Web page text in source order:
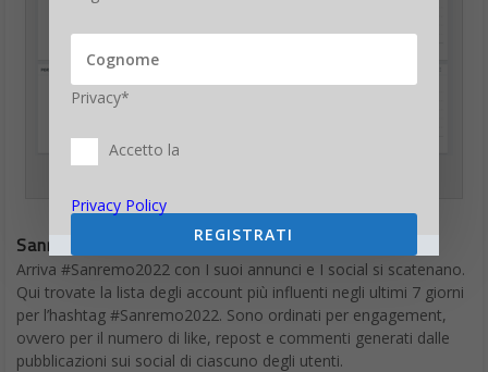
Sanremo 2022 I migliori influencer
Arriva #Sanremo2022 con I suoi annunci e I social si scatenano.
Qui trovate la lista degli account più influenti negli ultimi 7 giorni
per l’hashtag #Sanremo2022. Sono ordinati per engagement,
ovvero per il numero di like, repost e commenti generati dalle
pubblicazioni sui social di ciascuno degli utenti.
Privacy*
Accetto la
Privacy Policy
REGISTRATI